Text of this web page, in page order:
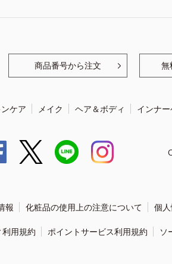
商品番号から注文 無
ケア メイク ヘア＆ボディ インナー
報 化粧品の使用上の注意について 個
用規約 ポイントサービス利用規約 ソ